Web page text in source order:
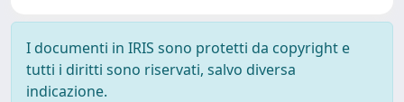
I documenti in IRIS sono protetti da copyright e
tutti i diritti sono riservati, salvo diversa
indicazione.